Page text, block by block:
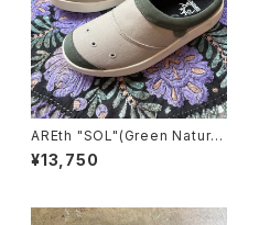
AREth "SOL"(Green Natura
l)
¥13,750